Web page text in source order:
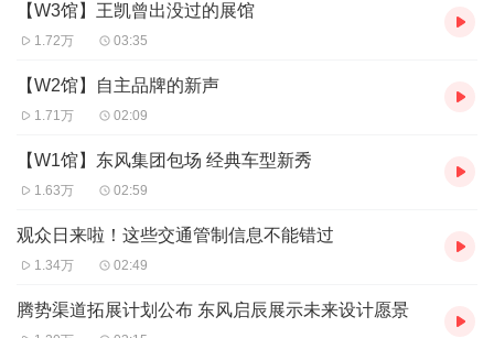
【W3馆】王凯曾出没过的展馆
1.72万 03:35
【W2馆】自主品牌的新声
1.71万 02:09
【W1馆】东风集团包场 经典车型新秀
1.63万 02:59
观众日来啦！这些交通管制信息不能错过
1.34万 02:49
腾势渠道拓展计划公布 东风启辰展示未来设计愿景